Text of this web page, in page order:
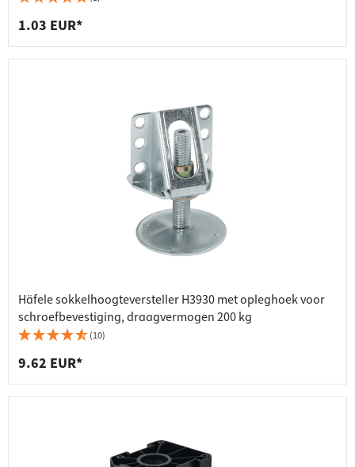
1.03 EUR*
Häfele sokkelhoogteversteller H3930 met opleghoek voor
schroefbevestiging, draagvermogen 200 kg
(10)
9.62 EUR*